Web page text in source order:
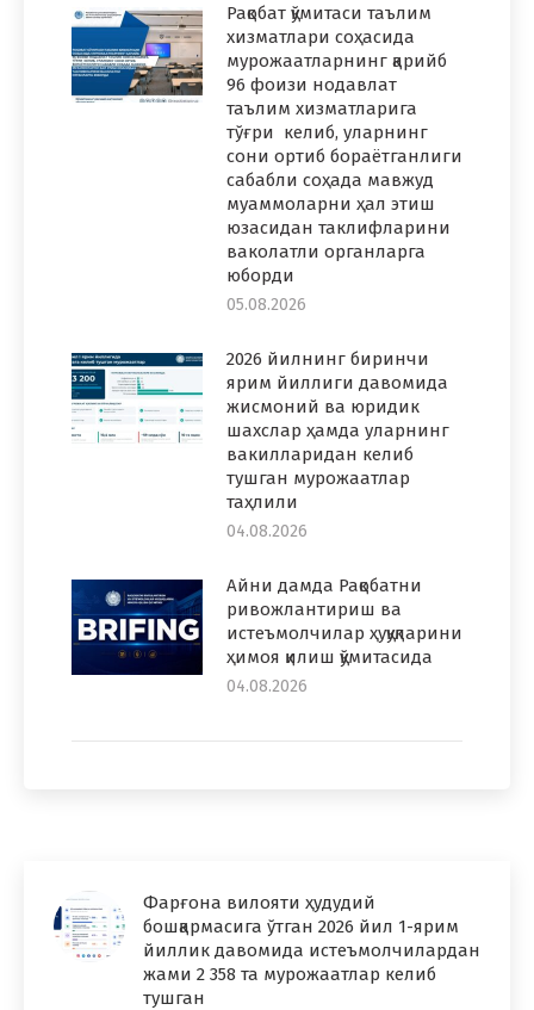
Рақобат қўмитаси таълим
хизматлари соҳасида
мурожаатларнинг қарийб
96 фоизи нодавлат
таълим хизматларига
тўғри келиб, уларнинг
сони ортиб бораётганлиги
сабабли соҳада мавжуд
муаммоларни ҳал этиш
юзасидан таклифларини
ваколатли органларга
юборди
05.08.2026
2026 йилнинг биринчи
ярим йиллиги давомида
жисмоний ва юридик
шахслар ҳамда уларнинг
вакилларидан келиб
тушган мурожаатлар
таҳлили
04.08.2026
Айни дамда Рақобатни
ривожлантириш ва
истеъмолчилар ҳуқуқларини
ҳимоя қилиш қўмитасида
04.08.2026
Фарғона вилояти ҳудудий
бошқармасига ўтган 2026 йил 1-ярим
йиллик давомида истеъмолчилардан
жами 2 358 та мурожаатлар келиб
тушган